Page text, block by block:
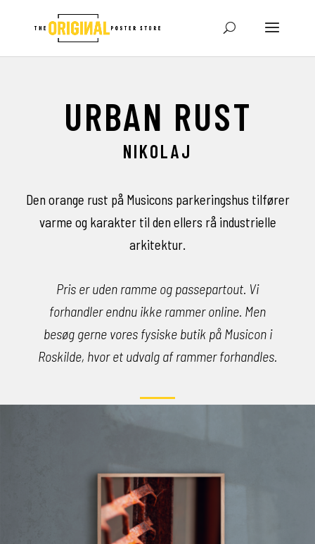
URBAN RUST
NIKOLAJ
Den orange rust på Musicons parkeringshus tilfører
varme og karakter til den ellers rå industrielle
arkitektur.
Pris er uden ramme og passepartout. Vi
forhandler endnu ikke rammer online. Men
besøg gerne vores fysiske butik på Musicon i
Roskilde, hvor et udvalg af rammer forhandles.